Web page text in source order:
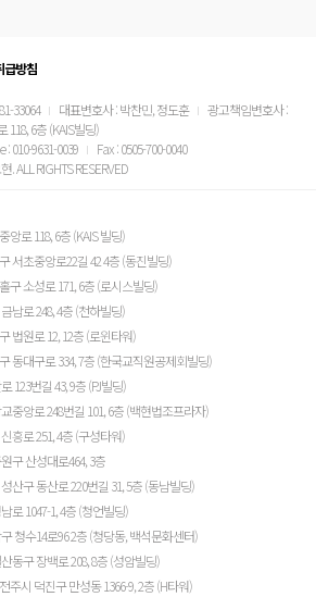
급방침
33064 대표변호사 : 박찬민, 정도훈
광고책임변호사 :
118, 6층 (KAIS빌딩)
: 010-9631-0039
Fax : 0505-700-0040
ALL RIGHTS RESERVED
앙로 118, 6층 (KAIS 빌딩)
서초중앙로22길 42 4층 (동진빌딩)
구 소성로 171, 6층 (로시스빌딩)
남로 248, 4층 (천하빌딩)
법원로 12, 12층 (로윈타워)
동대구로 334, 7층 (한국교직원공제회빌딩)
123번길 43, 9층 (PJ빌딩)
중앙로 248번길 101, 6층 (백현법조프라자)
흥로 251, 4층 (구성타워)
구 산성대로464, 3층
산구 동산로 220번길 31, 5층 (동남빌딩)
로 1047-1, 4층 (청언빌딩)
청수14로96 2층 (청당동, 백석문화센터)
동구 장백로 208, 8층 (성암빌딩)
주시 덕진구 만성동 1366-9, 2층 (H타워)